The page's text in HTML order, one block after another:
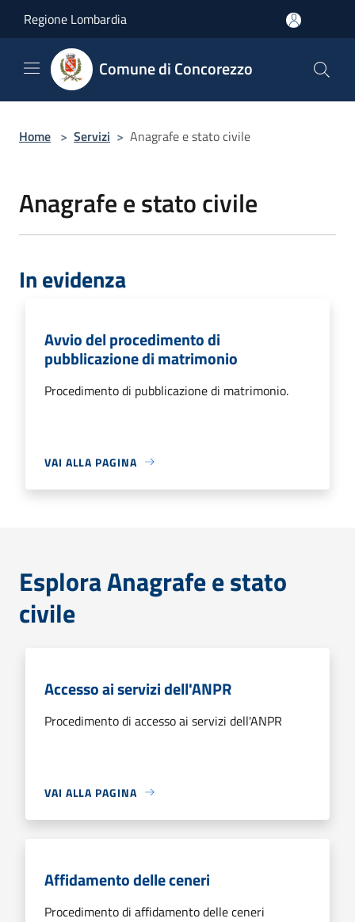
Regione Lombardia
Comune di Concorezzo
Home > Servizi > Anagrafe e stato civile
Anagrafe e stato civile
In evidenza
Avvio del procedimento di
pubblicazione di matrimonio
Procedimento di pubblicazione di matrimonio.
VAI ALLA PAGINA
Esplora Anagrafe e stato
civile
Accesso ai servizi dell'ANPR
Procedimento di accesso ai servizi dell'ANPR
VAI ALLA PAGINA
Affidamento delle ceneri
Procedimento di affidamento delle ceneri